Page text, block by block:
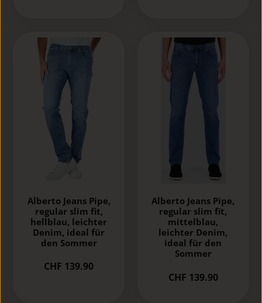
Alberto Jeans Pipe,
regular slim fit,
hellblau, leichter
Denim, ideal für
den Sommer
CHF 139.90
Alberto Jeans Pipe,
regular slim fit,
mittelblau,
leichter Denim,
ideal für den
Sommer
CHF 139.90